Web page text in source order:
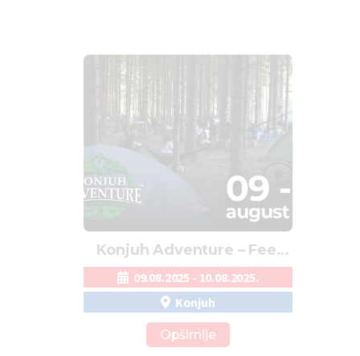
Konjuh Adventure – Feel
The Nature
09.08.2025 - 10.08.2025.
Konjuh
Opširnije